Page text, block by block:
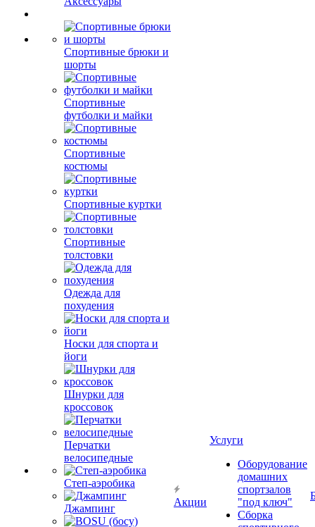
Спортивные брюки и
шорты
Спортивные
футболки и майки
Спортивные
костюмы
Спортивные куртки
Спортивные
толстовки
Одежда для
похудения
Носки для спорта и
йоги
Шнурки для
кроссовок
Перчатки
велосипедные
Степ-аэробика
Джампинг
Акции
Услуги
Оборудование
домашних
спортзалов
"под ключ"
Сборка